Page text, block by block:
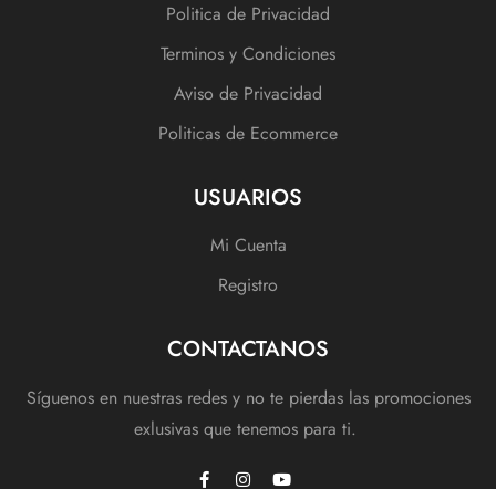
Politica de Privacidad
Terminos y Condiciones
Aviso de Privacidad
Politicas de Ecommerce
USUARIOS
Mi Cuenta
Registro
CONTACTANOS
Síguenos en nuestras redes y no te pierdas las promociones
exlusivas que tenemos para ti.